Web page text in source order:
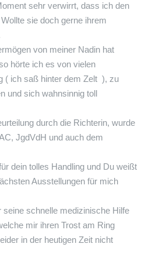
sehr verwirrt, dass ich den
sie doch gerne ihrem
von meiner Nadin hat
hörte ich es von vielen
( ich saß hinter dem Zelt ), zu
und sich wahnsinnig toll
durch die Richterin, wurde
JgdVdH und auch dem
dein tolles Handling und Du weißt
Ausstellungen für mich
schnelle medizinische Hilfe
mir ihren Trost am Ring
in der heutigen Zeit nicht